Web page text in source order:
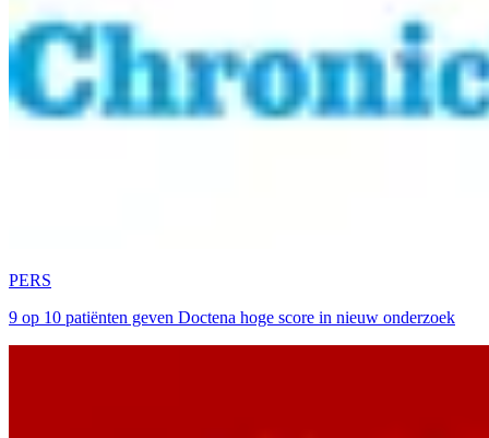
PERS
9 op 10 patiënten geven Doctena hoge score in nieuw onderzoek